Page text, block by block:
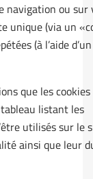
navigation ou sur
unique (via un
(à l’aide d’un
que les cookies
listant les
utilisés sur le
ainsi que leur